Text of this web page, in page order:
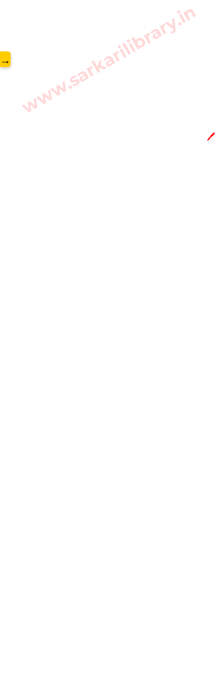
www.sarkarilibrary.in
→
🖊️